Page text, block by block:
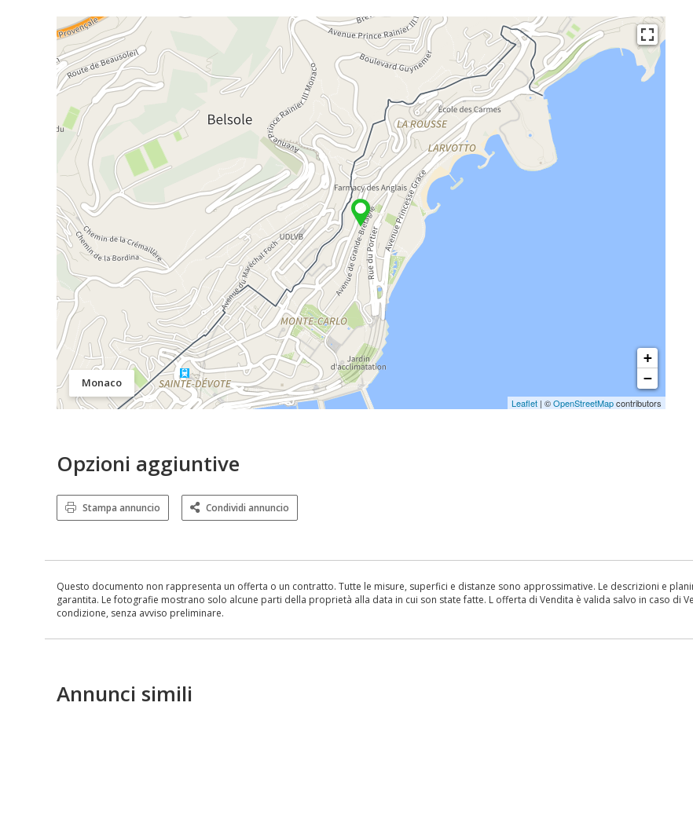
Monaco
+
−
Leaflet | ©OpenStreetMapcontributors
Opzioni aggiuntive
Stampa annuncio Condividi annuncio
Questo documento non rappresenta un offerta o un contratto. Tutte le misure, superfici e distanze sono approssimative. Le descrizioni e
garantita. Le fotografie mostrano solo alcune parti della proprietà alla data in cui son state fatte. L offerta di Vendita è valida salvo in caso
condizione, senza avviso preliminare.
Annunci simili